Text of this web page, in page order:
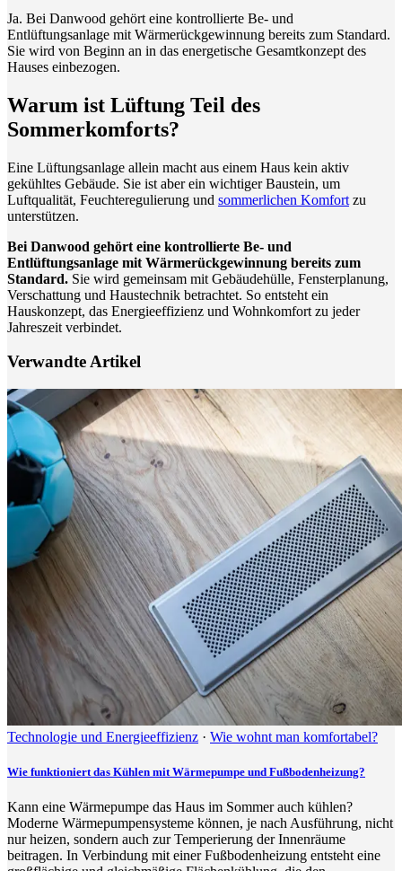
Ja. Bei Danwood gehört eine kontrollierte Be- und
Entlüftungsanlage mit Wärmerückgewinnung bereits zum Standard.
Sie wird von Beginn an in das energetische Gesamtkonzept des
Hauses einbezogen.
Warum ist Lüftung Teil des
Sommerkomforts?
Eine Lüftungsanlage allein macht aus einem Haus kein aktiv
gekühltes Gebäude. Sie ist aber ein wichtiger Baustein, um
Luftqualität, Feuchteregulierung und sommerlichen Komfort zu
unterstützen.
Bei Danwood gehört eine kontrollierte Be- und
Entlüftungsanlage mit Wärmerückgewinnung bereits zum
Standard. Sie wird gemeinsam mit Gebäudehülle, Fensterplanung,
Verschattung und Haustechnik betrachtet. So entsteht ein
Hauskonzept, das Energieeffizienz und Wohnkomfort zu jeder
Jahreszeit verbindet.
Verwandte Artikel
Technologie und Energieeffizienz · Wie wohnt man komfortabel?
Wie funktioniert das Kühlen mit Wärmepumpe und Fußbodenheizung?
Kann eine Wärmepumpe das Haus im Sommer auch kühlen?
Moderne Wärmepumpensysteme können, je nach Ausführung, nicht
nur heizen, sondern auch zur Temperierung der Innenräume
beitragen. In Verbindung mit einer Fußbodenheizung entsteht eine